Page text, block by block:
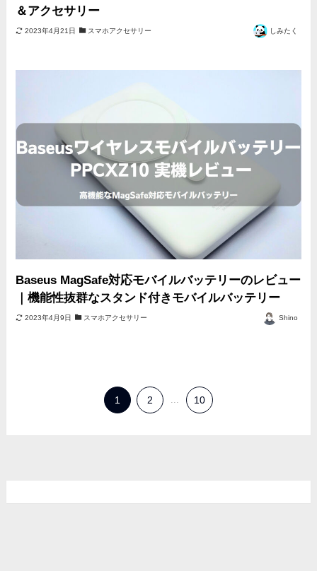
＆アクセサリー
2023年4月21日 スマホアクセサリー しみたく
Baseus MagSafe対応モバイルバッテリーのレビュー
｜機能性抜群なスタンド付きモバイルバッテリー
2023年4月9日 スマホアクセサリー Shino
1 2 ... 10